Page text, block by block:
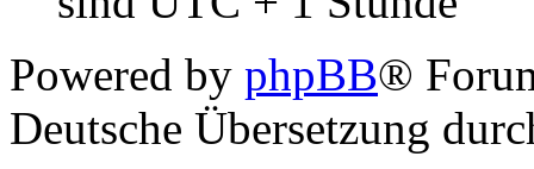
Powered by phpBB®
Deutsche Übersetzung